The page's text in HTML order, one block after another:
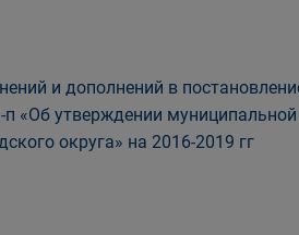
и дополнений в
«Об утверждении
округа» на 2016-2019 гг